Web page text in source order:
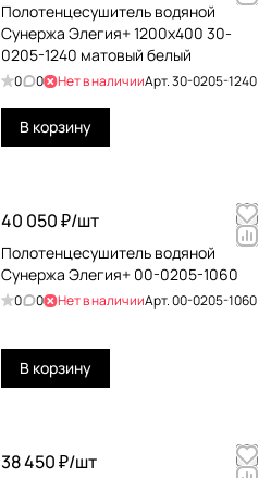
Полотенцесушитель водяной
Сунержа Элегия+ 1200х400 30-
0205-1240 матовый белый
0 0 Нет в наличииАрт.30-0205-1240
В корзину
40 050 ₽/шт
Полотенцесушитель водяной
Сунержа Элегия+ 00-0205-1060
0 0 Нет в наличииАрт.00-0205-1060
В корзину
38 450 ₽/шт